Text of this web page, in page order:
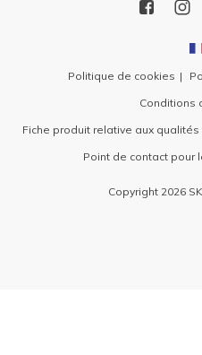
Politique de cookies
Conditions
Fiche produit relative aux
Point de contact pour
Copyright 2026